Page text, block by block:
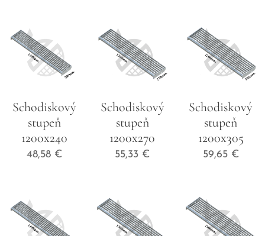
Schodiskový
stupeň
1200x240
48,58€
Schodiskový
stupeň
1200x270
55,33 €
Schodiskový
stupeň
1200x305
59,65€